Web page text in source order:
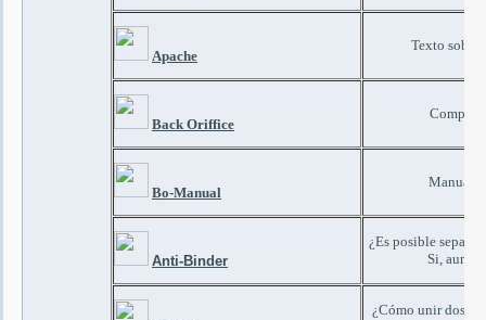
Apache
Texto sobre
Back Oriffice
Bo-Manual
Manual
Anti-Binder
¿Es posible
Si,
¿Cómo unir dos